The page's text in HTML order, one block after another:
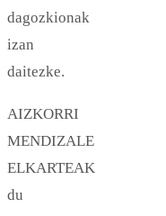
dagozkionak
izan
daitezke.
AIZKORRI
MENDIZALE
ELKARTEAK
du